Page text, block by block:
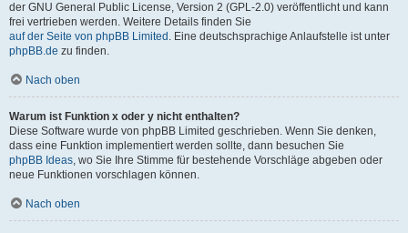
der GNU General Public License, Version 2 (GPL-2.0) veröffentlicht und kann
frei vertrieben werden. Weitere Details finden Sie
auf der Seite von phpBB Limited . Eine deutschsprachige Anlaufstelle ist unter
phpBB.de zu finden.
Nach oben
Warum ist Funktion x oder y nicht enthalten?
Diese Software wurde von phpBB Limited geschrieben. Wenn Sie denken,
dass eine Funktion implementiert werden sollte, dann besuchen Sie
phpBB Ideas, wo Sie Ihre Stimme für bestehende Vorschläge abgeben oder
neue Funktionen vorschlagen können.
Nach oben